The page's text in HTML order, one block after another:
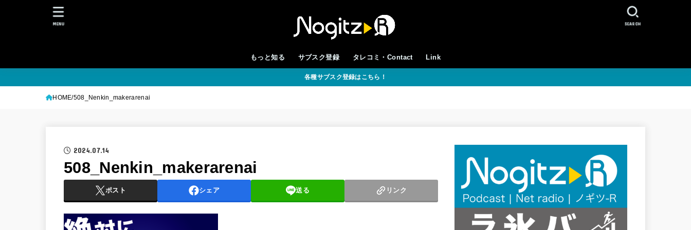
もっと知る サブスク登録 タレコミ・Contact Link
SEARCH
MENU
各種サブスク登録はこちら！
HOME 508_Nenkin_makerarenai
2024.07.14
508_Nenkin_makerarenai
ポスト シェア 送る リンク